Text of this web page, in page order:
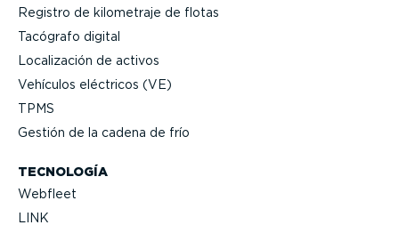
Registro de kilometraje de flotas
Tacógrafo digital
Locali­zación de activos
Vehículos eléctricos (VE)
TPMS
Gestión de la cadena de frío
TECNOLOGÍA
Webfleet
LINK